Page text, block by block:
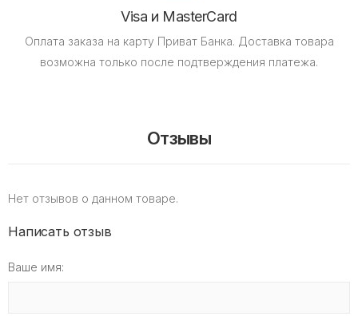
Visa и MasterCard
Оплата заказа на карту Приват Банка. Доставка товара
возможна только после подтверждения платежа.
Отзывы
Нет отзывов о данном товаре.
Написать отзыв
Ваше имя: